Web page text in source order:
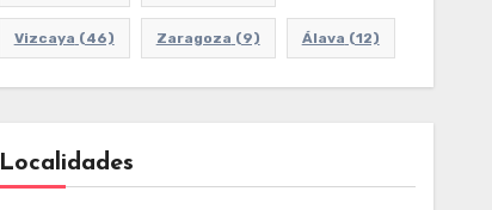
Vizcaya (46) Zaragoza (9) Álava (12)
Localidades